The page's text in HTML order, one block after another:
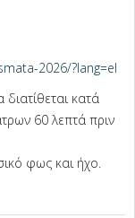
2026/?lang=el
κατά
60 λεπτά πριν
φως και ήχο.